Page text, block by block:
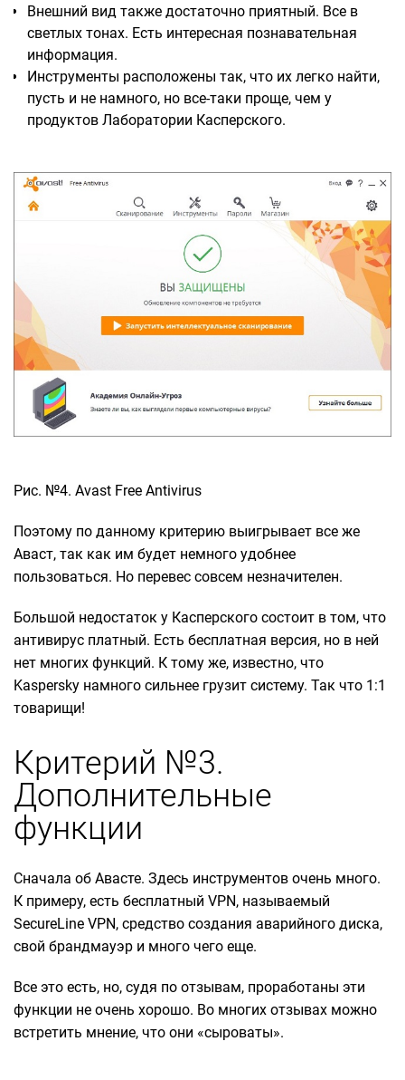
Внешний вид также достаточно приятный. Все в
светлых тонах. Есть интересная познавательная
информация.
Инструменты расположены так, что их легко найти,
пусть и не намного, но все-таки проще, чем у
продуктов Лаборатории Касперского.
Рис. №4. Avast Free Antivirus
Поэтому по данному критерию выигрывает все же
Аваст, так как им будет немного удобнее
пользоваться. Но перевес совсем незначителен.
Большой недостаток у Касперского состоит в том, что
антивирус платный. Есть бесплатная версия, но в ней
нет многих функций. К тому же, известно, что
Kaspersky намного сильнее грузит систему. Так что 1:1
товарищи!
Критерий №3.
Дополнительные
функции
Сначала об Авасте. Здесь инструментов очень много.
К примеру, есть бесплатный VPN, называемый
SecureLine VPN, средство создания аварийного диска,
свой брандмауэр и много чего еще.
Все это есть, но, судя по отзывам, проработаны эти
функции не очень хорошо. Во многих отзывах можно
встретить мнение, что они «сыроваты».